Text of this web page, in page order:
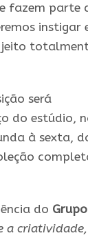
fazem parte
instigar
jeito
será
do estúdio,
à sexta,
do Grupo
a